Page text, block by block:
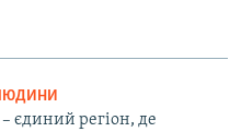
єдиний регіон, де